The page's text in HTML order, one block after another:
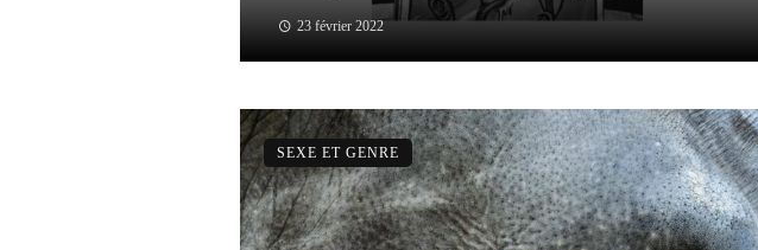
23 février 2022
SEXE ET GENRE